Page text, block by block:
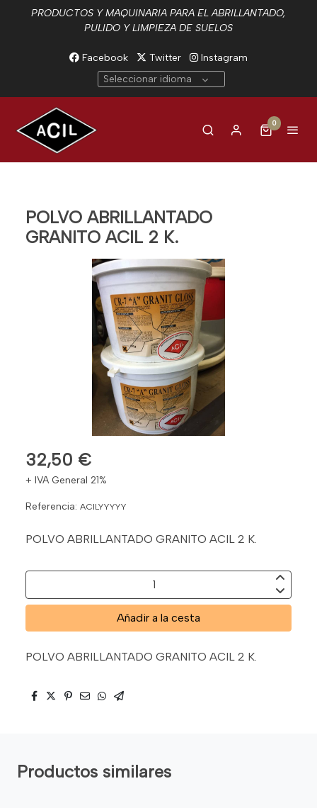
PRODUCTOS Y MAQUINARIA PARA EL ABRILLANTADO,
PULIDO Y LIMPIEZA DE SUELOS
Facebook Twitter
Instagram
Seleccionar idioma
0
POLVO ABRILLANTADO
GRANITO ACIL 2 K.
32,50 €
+ IVA General 21%
Referencia: ACILYYYYY
POLVO ABRILLANTADO GRANITO ACIL 2 K.
Añadir a la cesta
POLVO ABRILLANTADO GRANITO ACIL 2 K.
Productos similares